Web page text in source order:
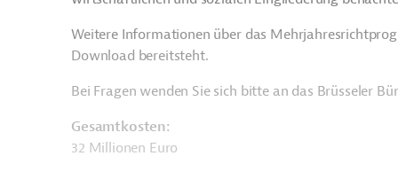
Weitere Informationen über das
Download bereitsteht.
Bei Fragen wenden Sie sich bitte an das Brüsseler
Gesamtkosten:
32 Millionen Euro